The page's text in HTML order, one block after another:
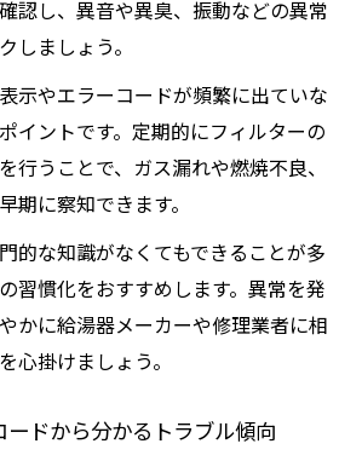
壊れた時の正しい緊急相談の流れ
りごとを減らす給湯器対応術
認し、異音や異臭、振動などの異常
しましょう。
示やエラーコードが頻繁に出ていな
イントです。定期的にフィルターの
行うことで、ガス漏れや燃焼不良、
期に察知できます。
的な知識がなくてもできることが多
習慣化をおすすめします。異常を発
かに給湯器メーカーや修理業者に相
心掛けましょう。
ドから分かるトラブル傾向